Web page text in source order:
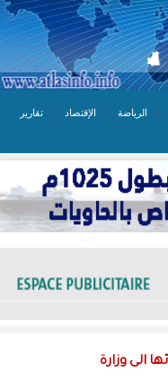
الرياضة الإقتصاد تقارير
الى وزارة